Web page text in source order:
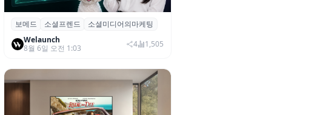
보메드 ‘소셜프렌드’, 유튜브·인스타 등 6
개 SNS 마케팅 통합 지원
보메드 소셜프렌드
소셜미디어의마케팅
Welaunch
8월 6일 오전 1:03
4 1,505